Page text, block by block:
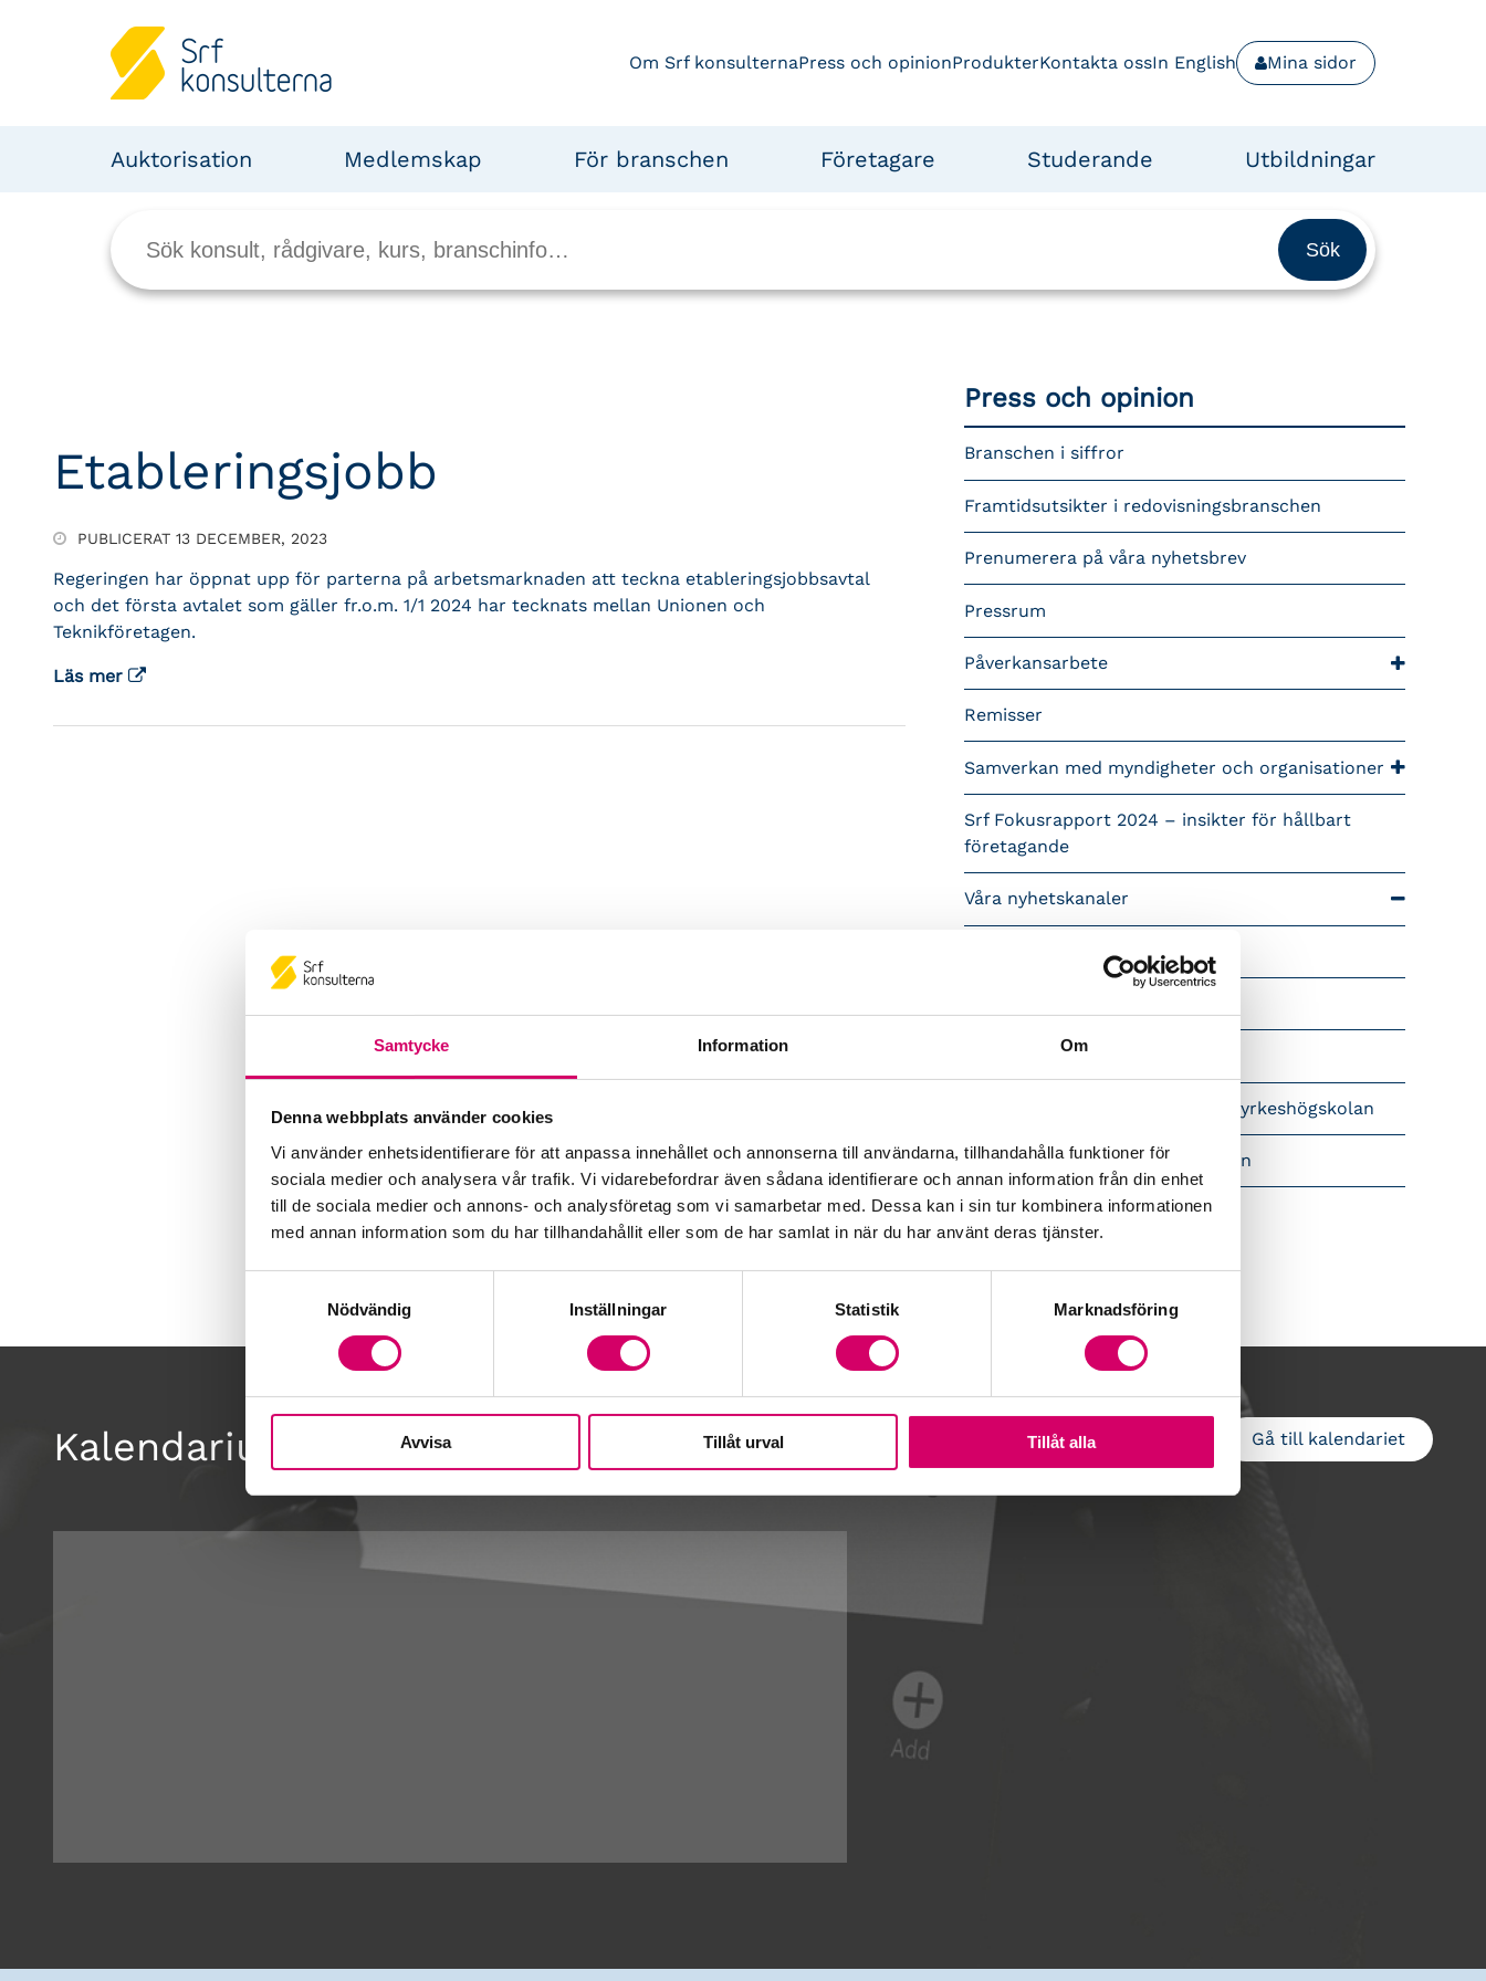
Samtycke Information Om
Denna webbplats använder cookies
Vi använder enhetsidentifierare för att anpassa innehållet och annonserna till användarna, tillhandahålla funktioner för
sociala medier och analysera vår trafik. Vi vidarebefordrar även sådana identifierare och annan information från din enhet
till de sociala medier och annons- och analysföretag som vi samarbetar med. Dessa kan i sin tur kombinera informationen
med annan information som du har tillhandahållit eller som de har samlat in när du har använt deras tjänster.
Nödvändig
Inställningar Statistik Marknadsföring
Avvisa Tillåt urval Tillåt alla
Om Srf konsulternaPress och opinionProdukterKontakta ossIn English Mina sidor
Auktorisation Medlemskap För branschen Företagare Studerande Utbildningar
Etableringsjobb
PUBLICERAT 13 DECEMBER, 2023
Regeringen har öppnat upp för parterna på arbetsmarknaden att teckna etableringsjobbsavtal
och det första avtalet som gäller fr.o.m. 1/1 2024 har tecknats mellan Unionen och
Teknikföretagen.
Läs mer
Press och opinion
Branschen i siffror
Framtidsutsikter i redovisningsbranschen
Prenumerera på våra nyhetsbrev
Pressrum
Påverkansarbete
Remisser
Samverkan med myndigheter och organisationer
Srf Fokusrapport 2024 – insikter för hållbart
företagande
Våra nyhetskanaler
Tidningen Konsulten
Följ oss i sociala medier
Öppet brev till Myndigheten för yrkeshögskolan
Framtidsutsikter i lönebranschen
Kalendarium Gå till kalendariet
Lägg till i kalender